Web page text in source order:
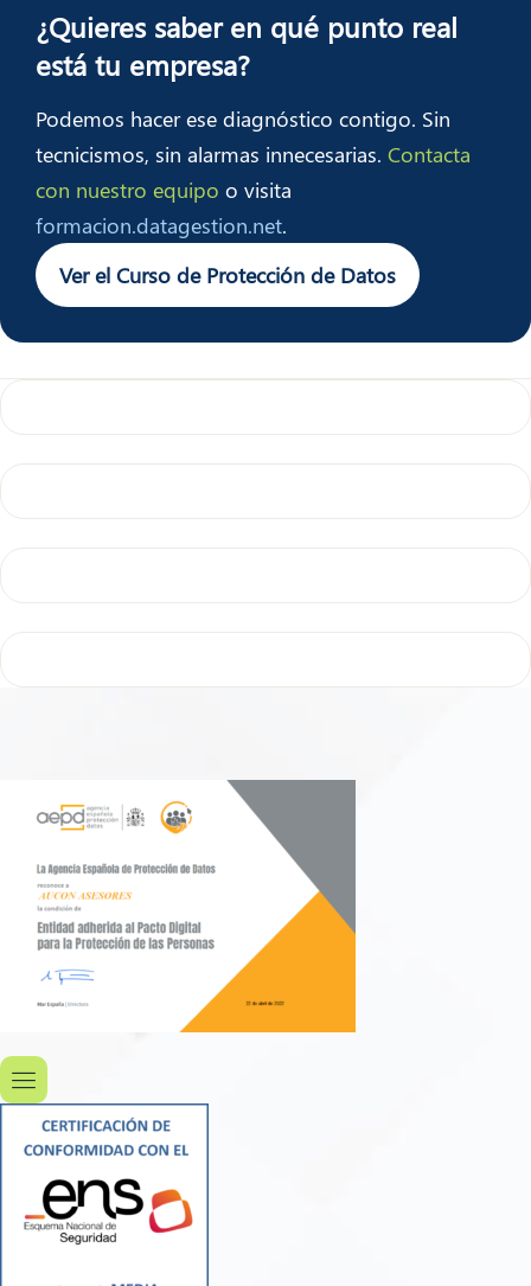
¿Quieres saber en qué punto real
está tu empresa?
Podemos hacer ese diagnóstico contigo. Sin
tecnicismos, sin alarmas innecesarias. Contacta
con nuestro equipo o visita
formacion.datagestion.net.
Ver el Curso de Protección de Datos